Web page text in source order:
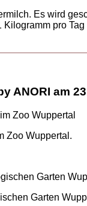
Es wird
pro Tag
ANORI am
Zoo Wuppertal.
Garten